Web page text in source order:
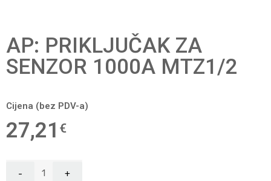
AP: PRIKLJUČAK ZA
SENZOR 1000A MTZ1/2
Cijena (bez PDV-a)
27,21 €